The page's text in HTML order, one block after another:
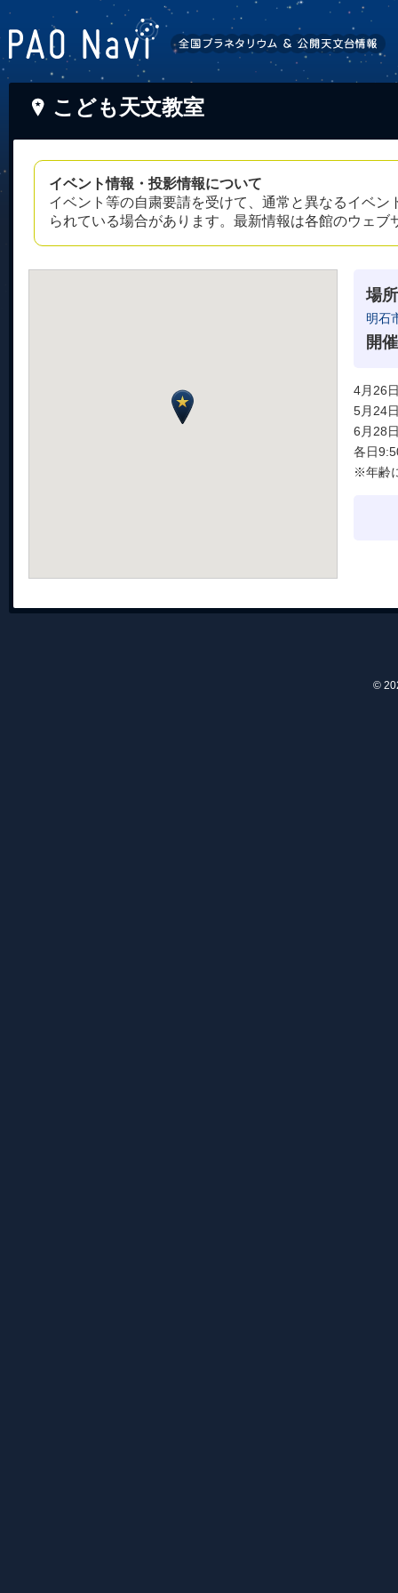
こども天文教室
イベント情報・投影情報について
イベント等の自粛要請を受けて、通常と異なるイベ
られている場合があります。最新情報は各館のウェ
場所
明石
開
4月26
5月24
6月28
各日
※年齢
©